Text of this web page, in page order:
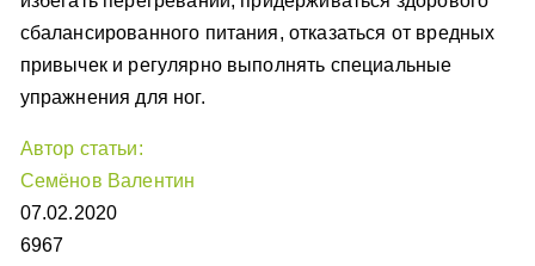
сбалансированного питания, отказаться от вредных
привычек и регулярно выполнять специальные
упражнения для ног.
Автор статьи:
Семёнов Валентин
07.02.2020
6967